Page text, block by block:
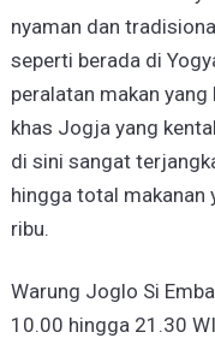
nyaman dan
seperti berada di
peralatan makan
khas Jogja yang
di sini sangat
hingga total makanan
ribu.
Warung Joglo Si
10.00 hingga 21.30